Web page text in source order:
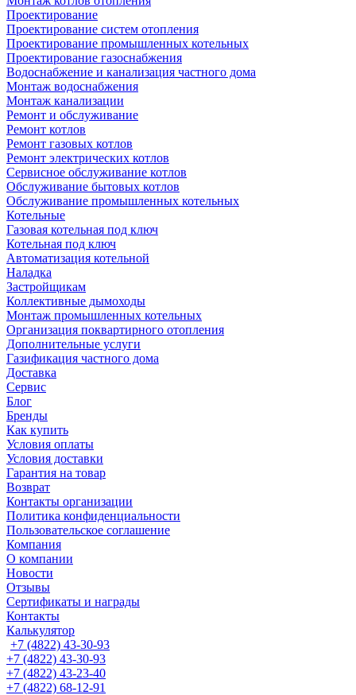
Проектирование
Проектирование систем отопления
Проектирование промышленных котельных
Проектирование газоснабжения
Водоснабжение и канализация частного дома
Монтаж водоснабжения
Монтаж канализации
Ремонт и обслуживание
Ремонт котлов
Ремонт газовых котлов
Ремонт электрических котлов
Сервисное обслуживание котлов
Обслуживание бытовых котлов
Обслуживание промышленных котельных
Котельные
Газовая котельная под ключ
Котельная под ключ
Автоматизация котельной
Наладка
Застройщикам
Коллективные дымоходы
Монтаж промышленных котельных
Организация поквартирного отопления
Дополнительные услуги
Газификация частного дома
Доставка
Сервис
Блог
Бренды
Как купить
Условия оплаты
Условия доставки
Гарантия на товар
Возврат
Контакты организации
Политика конфиденциальности
Пользовательское соглашение
Компания
О компании
Новости
Отзывы
Сертификаты и награды
Контакты
Калькулятор
+7 (4822) 43-30-93
+7 (4822) 43-30-93
+7 (4822) 43-23-40
+7 (4822) 68-12-91